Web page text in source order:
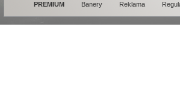
PREMIUM Banery Reklama